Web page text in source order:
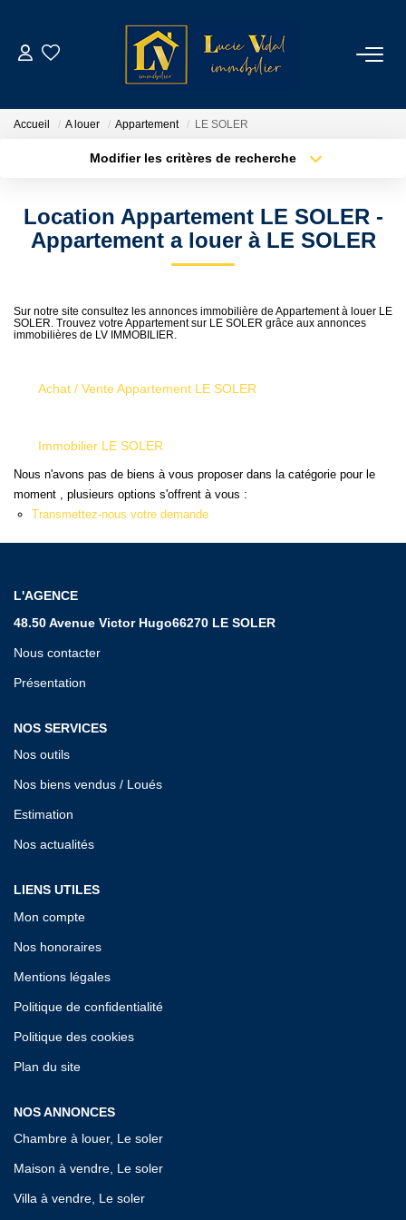
CONTACT
VENDUS/LOUÉS
EN
Accueil A louer Appartement LE SOLER
Modifier les critères de recherche
Sélectionnez...
Type de bien
Surface min
Créer une alerte
Location Appartement LE SOLER -
Appartement a louer à LE SOLER
Sur notre site consultez les annonces immobilière de Appartement à louer LE
SOLER. Trouvez votre Appartement sur LE SOLER grâce aux annonces
immobilières de LV IMMOBILIER.
Achat / Vente Appartement LE SOLER
Immobilier LE SOLER
Nous n'avons pas de biens à vous proposer dans la catégorie pour le
moment , plusieurs options s'offrent à vous :
Transmettez-nous votre demande
L'AGENCE
48.50 Avenue Victor Hugo66270 LE SOLER
Nous contacter
Présentation
NOS SERVICES
Nos outils
Nos biens vendus / Loués
Estimation
Nos actualités
LIENS UTILES
Mon compte
Nos honoraires
Mentions légales
Politique de confidentialité
Politique des cookies
Plan du site
NOS ANNONCES
Chambre à louer, Le soler
Maison à vendre, Le soler
Villa à vendre, Le soler